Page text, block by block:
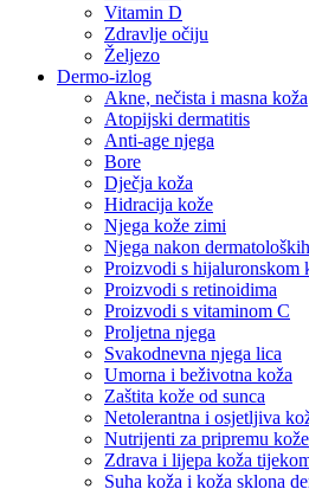
Vitamin D
Zdravlje očiju
Željezo
Dermo-izlog
Akne, nečista i masna koža
Atopijski dermatitis
Anti-age njega
Bore
Dječja koža
Hidracija kože
Njega kože zimi
Njega nakon
Proizvodi s hijaluronskom
Proizvodi s retinoidima
Proizvodi s vitaminom C
Proljetna njega
Svakodnevna njega lica
Umorna i beživotna koža
Zaštita kože od sunca
Netolerantna i osjetljiva
Nutrijenti za pripremu
Zdrava i lijepa koža
Suha koža i koža sklona